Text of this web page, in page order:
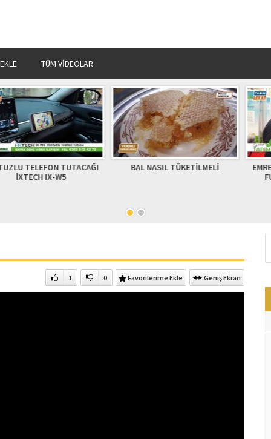
TÜM VIDEOLAR
TUTACAĞI
IX-W5
BAL NASIL TÜKETİLMELİ
EMRE BİLOĞLU
FUARINI
1 0 Favorilerime Ekle Geniş Ekran